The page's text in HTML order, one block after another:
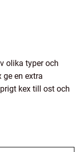
olika typer och
en extra
kex till ost och